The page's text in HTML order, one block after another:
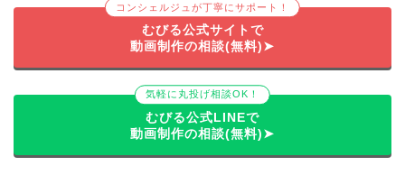
コンシェルジュが丁寧にサポート！
むびる公式サイトで
動画制作の相談(無料)➤
気軽に丸投げ相談OK！
むびる公式LINEで
動画制作の相談(無料)➤